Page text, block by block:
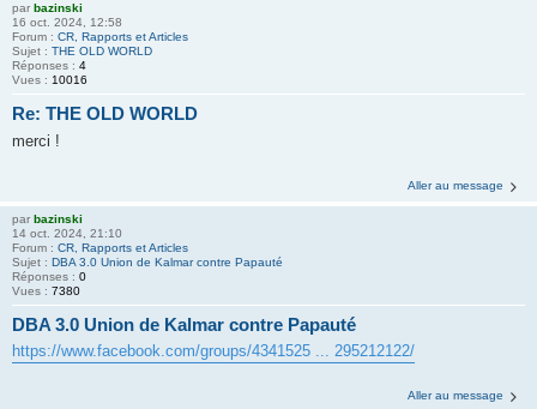
par bazinski
16 oct. 2024, 12:58
Forum : CR, Rapports et Articles
Sujet : THE OLD WORLD
Réponses : 4
Vues : 10016
Re: THE OLD WORLD
merci !
Aller au message
par bazinski
14 oct. 2024, 21:10
Forum : CR, Rapports et Articles
Sujet : DBA 3.0 Union de Kalmar contre Papauté
Réponses : 0
Vues : 7380
DBA 3.0 Union de Kalmar contre Papauté
https://www.facebook.com/groups/4341525 ... 295212122/
Aller au message